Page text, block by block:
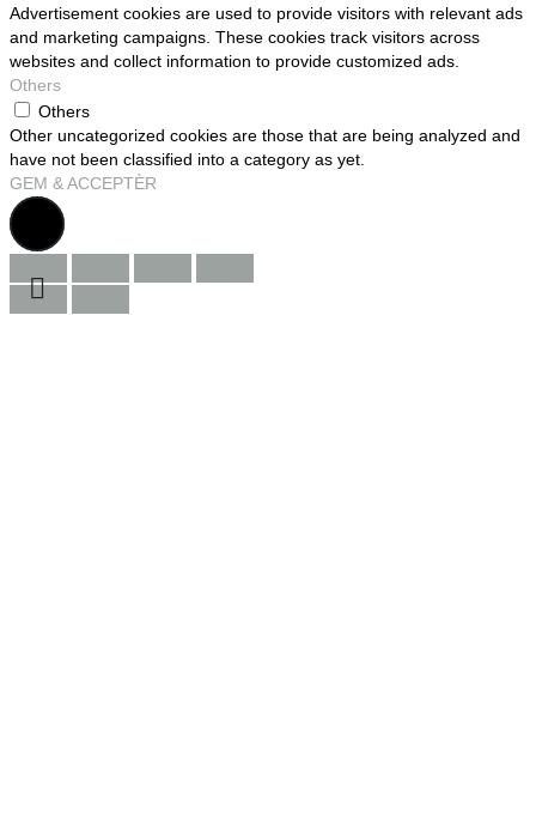
Advertisement cookies are used to provide visitors with relevant ads
and marketing campaigns. These cookies track visitors across
websites and collect information to provide customized ads.
Others
Others
Other uncategorized cookies are those that are being analyzed and
have not been classified into a category as yet.
GEM & ACCEPTÈR